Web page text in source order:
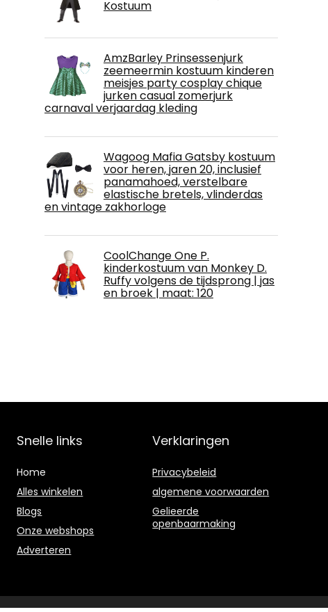
Kostuum
AmzBarley Prinsessenjurk
zeemeermin kostuum kinderen
meisjes party cosplay chique
jurken casual zomerjurk
carnaval verjaardag kleding
Wagoog Mafia Gatsby kostuum
voor heren, jaren 20, inclusief
panamahoed, verstelbare
elastische bretels, vlinderdas
en vintage zakhorloge
CoolChange One P.
kinderkostuum van Monkey D.
Ruffy volgens de tijdsprong | jas
en broek | maat: 120
Snelle links
Home
Alles winkelen
Blogs
Onze webshops
Adverteren
Verklaringen
Privacybeleid
algemene voorwaarden
Gelieerde
openbaarmaking